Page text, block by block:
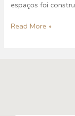
espaços foi
Read More »